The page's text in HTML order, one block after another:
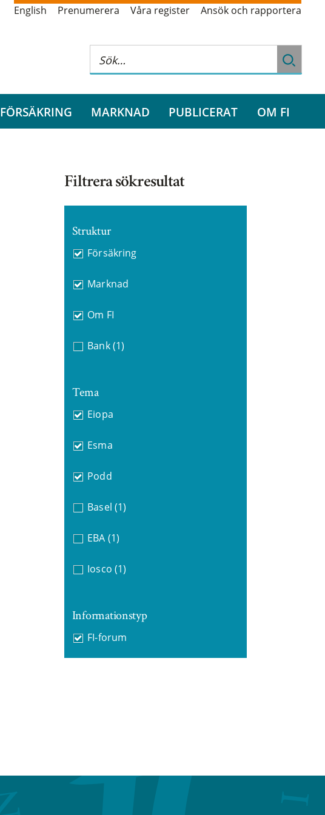
English Prenumerera Våra register Ansök och rapportera
FÖRSÄKRING MARKNAD PUBLICERAT OM FI
Filtrera sökresultat
Struktur
Försäkring
Marknad
Om FI
Bank (1)
Tema
Eiopa
Esma
Podd
Basel (1)
EBA (1)
Iosco (1)
Informationstyp
FI-forum